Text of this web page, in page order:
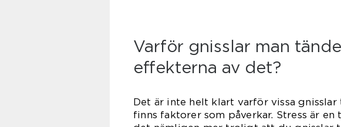
Varför gnisslar man
effekterna av det?
Det är inte helt klart varför vissa
finns faktorer som påverkar. Stress är